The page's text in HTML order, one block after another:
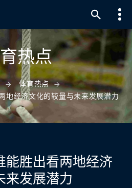
热点
体育热点
地经济文化的较量与未来发展潜力
能胜出看两地经济
来发展潜力